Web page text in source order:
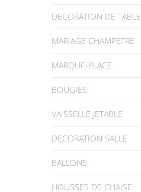
DECORATION DE TABLE
MARIAGE CHAMPETRE
MARQUE-PLACE
BOUGIES
VAISSELLE JETABLE
DECORATION SALLE
BALLONS
HOUSSES DE CHAISE